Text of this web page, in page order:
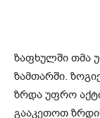
ზაფხულში თმა
ზამთარში.
ზრდა უფრო
გააკეთოთ